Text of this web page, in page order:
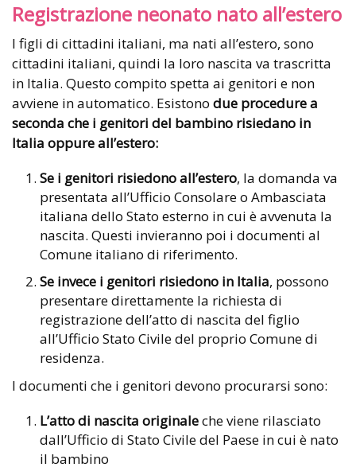
Registrazione neonato nato all’estero
I figli di cittadini italiani, ma nati all’estero, sono
cittadini italiani, quindi la loro nascita va trascritta
in Italia. Questo compito spetta ai genitori e non
avviene in automatico. Esistono due procedure a
seconda che i genitori del bambino risiedano in
Italia oppure all’estero:
Se i genitori risiedono all’estero, la domanda va
presentata all’Ufficio Consolare o Ambasciata
italiana dello Stato esterno in cui è avvenuta la
nascita. Questi invieranno poi i documenti al
Comune italiano di riferimento.
Se invece i genitori risiedono in Italia, possono
presentare direttamente la richiesta di
registrazione dell’atto di nascita del figlio
all’Ufficio Stato Civile del proprio Comune di
residenza.
I documenti che i genitori devono procurarsi sono:
L’atto di nascita originaleche viene rilasciato
dall’Ufficio di Stato Civile del Paese in cui è nato
il bambino